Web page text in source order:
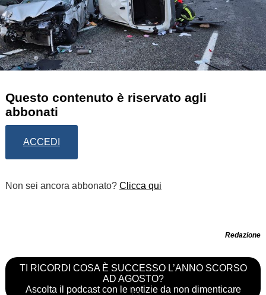
Questo contenuto è riservato agli
abbonati
ACCEDI
Non sei ancora abbonato? Clicca qui
Redazione
TI RICORDI COSA È SUCCESSO L’ANNO SCORSO
AD AGOSTO?
Ascolta il podcast con le notizie da non dimenticare